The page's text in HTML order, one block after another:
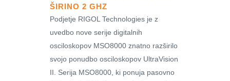
ŠIRINO 2 GHZ
Podjetje RIGOL Technologies je z
uvedbo nove serije digitalnih
osciloskopov MSO8000 znatno razširilo
svojo ponudbo osciloskopov UltraVision
II. Serija MSO8000, ki ponuja pasovno